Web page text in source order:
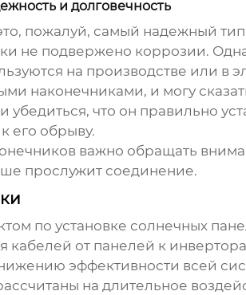
и долговечность
пожалуй, самый надежный
не подвержено коррозии.
на производстве или в
наконечниками, и могу
убедиться, что он правильно
его обрыву.
важно обращать
прослужит соединение.
по установке солнечных
кабелей от панелей к
эффективности всей
на длительное